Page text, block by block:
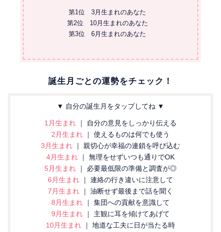
第1位 3月生まれのあなた
第2位 10月生まれのあなた
第3位 6月生まれのあなた
誕生月ごとの運勢をチェック！
▼ 自分の誕生月をタップしてね ▼
1月生まれ
｜ 自分の意見をしっかり伝える
2月生まれ
｜ 使えるものは何でも使う
3月生まれ
｜ 親切心が幸福の連鎖を呼び込む
4月生まれ
｜ 無理をせずいつも通りでOK
5月生まれ
｜ 必要最低限の準備と調査が◎
6月生まれ
｜ 連絡の行き違いに注意して
7月生まれ
｜ 油断せず最後まで話を聞く
8月生まれ
｜ 集団への貢献を意識して
9月生まれ
｜ 主観に耳を傾けてあげて
10月生まれ
｜ 地道な工夫に日が当たる時